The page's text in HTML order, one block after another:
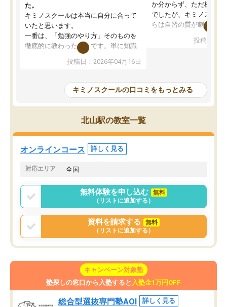
た。
キミノスクールは本当に自分に合って
いたと思います。
一番は、「勉強のやり方」そのものを
徹底的に教わったことです。単に知識
を詰め込むのではなく、自学自習の習
慣が身につくよう並走してくれるの
はなくなりました。
講師の方との距離も近く、親身なコー
チングのおかげで、停滞期もモチベー
ションを維持できました。「やらされ
る勉強」から「目標のための勉強」へ
意識が変わったことが、目標校への合
投稿日：2026年04月16日
か分からず、ただ机に座
でしたが、キミノスクー
らは自習の質が劇的に変
を明確にしてくれるの
の仕方をコーチングして
ルなので、家での学習習
身につきました。結果と
た。自分から学ぶ姿勢を
投稿日：
キミノスクールの口コミをもっとみる
北山駅の教室一覧
オンラインコース 詳しく見る
対応エリア 全国
無料体験を申し込む
無料
（リストに追加する）
資料を請求する
無料
（リストに追加する）
キャンペーン対象塾
塾探しの窓口から入塾すると 入塾金1万円OFF
総合型選抜専門塾AOI 詳しく見る